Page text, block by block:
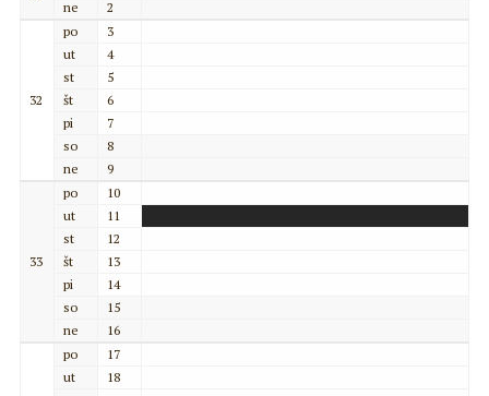
ne
2
32
po
3
ut
4
st
5
št
6
pi
7
so
8
ne
9
33
po
10
ut
11
st
12
št
13
pi
14
so
15
ne
16
po
17
ut
18